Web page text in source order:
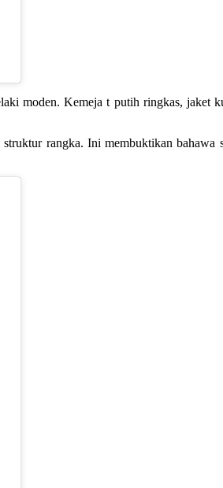
moden. Kemeja t putih ringkas, jaket
rangka. Ini membuktikan